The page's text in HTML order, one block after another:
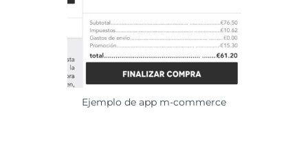
Ejemplo de app m-commerce